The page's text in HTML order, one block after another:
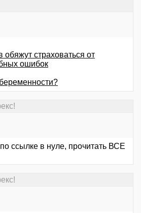
обяжут страховаться от
ошибок
ссылке в нуле, прочитать ВСЕ